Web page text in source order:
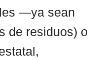
—ya sean
de residuos) o